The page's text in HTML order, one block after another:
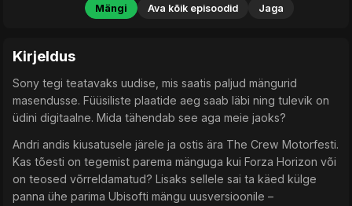
Mängi Ava kõik episoodid Jaga
Kirjeldus
Sony tegi teatavaks uudise, mis saatis paljud mängurid
masendusse. Füüsiliste plaatide aeg saab läbi ning tulevik on
üdini digitaalne. Mida tähendab see aga meie jaoks?
Andri andis kiusatusele järele ja ostis ära The Crew Motorfesti.
Kas tõesti on tegemist parema mänguga kui Forza Horizon või
on teosed võrreldamatud? Lisaks sellele sai ta käed külge
panna ühe parima Ubisofti mängu uusversioonile –